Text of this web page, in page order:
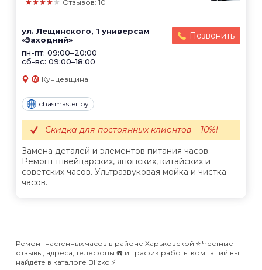
Отзывов: 10
ул. Лещинского, 1 универсам
«Заходний»
пн-пт: 09:00–20:00
сб-вс: 09:00–18:00
Позвонить
Кунцевщина
chasmaster.by
Замена деталей и элементов питания часов.
Ремонт швейцарских, японских, китайских и
советских часов. Ультразвуковая мойка и чистка
часов.
Скидка для постоянных клиентов – 10%!
Ремонт настенных часов в районе Харьковской ⭐️ Честные
отзывы, адреса, телефоны ☎️ и график работы компаний вы
найдёте в каталоге Blizko ⚡️